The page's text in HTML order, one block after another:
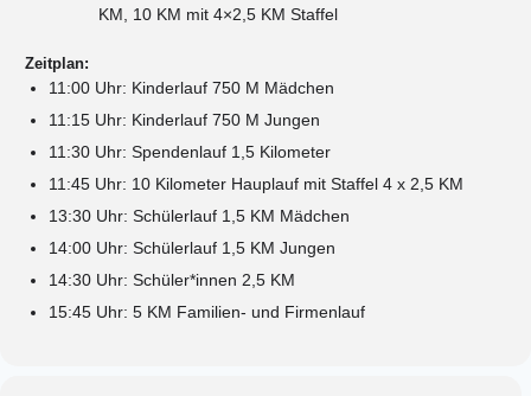
KM, 10 KM mit 4×2,5 KM Staffel
Zeitplan:
11:00 Uhr: Kinderlauf 750 M Mädchen
11:15 Uhr: Kinderlauf 750 M Jungen
11:30 Uhr: Spendenlauf 1,5 Kilometer
11:45 Uhr: 10 Kilometer Hauplauf mit Staffel 4 x 2,5 KM
13:30 Uhr: Schülerlauf 1,5 KM Mädchen
14:00 Uhr: Schülerlauf 1,5 KM Jungen
14:30 Uhr: Schüler*innen 2,5 KM
15:45 Uhr: 5 KM Familien- und Firmenlauf